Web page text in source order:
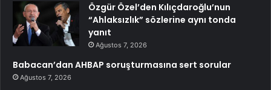
Özgür Özel’den Kılıçdaroğlu’nun
“Ahlaksızlık” sözlerine aynı tonda
yanıt
Ağustos 7, 2026
Babacan’dan AHBAP soruşturmasına sert sorular
Ağustos 7, 2026